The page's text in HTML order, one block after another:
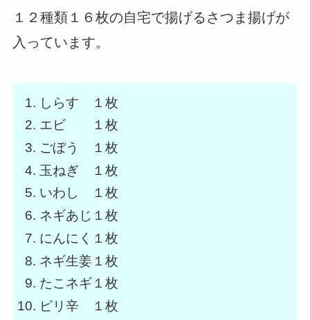
１２種類１６枚の自宅で揚げるさつま揚げが
入っています。
しらす １枚
エビ １枚
ごぼう １枚
玉ねぎ １枚
いわし １枚
ネギあじ１枚
にんにく１枚
ネギ生姜１枚
たこネギ１枚
ピリ辛 １枚